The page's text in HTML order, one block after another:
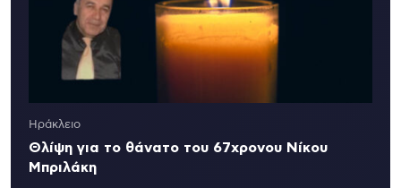
Ηράκλειο
Θλίψη για το θάνατο του 67χρονου Νίκου
Μπριλάκη